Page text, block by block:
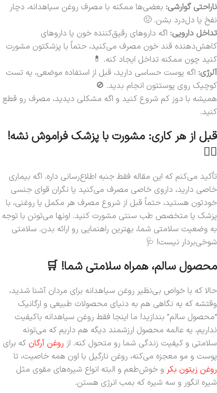
ناراحتی گوارشی: بعضی‌ها ممکنه با مصرف روغن سیاهدانه، دچار
نفخ یا دل‌درد بشن. 🤢
تداخل دارویی: اگه داروهای رقیق‌کننده خون یا داروهای
کاهش‌دهنده قند خون مصرف می‌کنید، حتماً با پزشکتون مشورت
کنید چون ممکنه تداخل ایجاد کنه. 💊
آلرژی: اگه پوست حساسی دارید، قبل از استفاده موضعی، یه تست
کوچیک روی پوستتون انجام بدید. 🚫
همیشه با دوز کم شروع کنید و اگه مشکلی دیدید، مصرف رو قطع
کنید.
قبل از هر کاری: مشورت با پزشک فراموش نشه!
👨‍⚕️
تأکید می‌کنم که این مقاله فقط جنبه اطلاع‌رسانی داره. اگه بیماری
خاصی دارید، داروی خاصی مصرف می‌کنید یا نگران قوای جنسی
خودتون هستید، حتماً قبل از شروع مصرف هر مکمل یا روغنی، با
پزشک یا متخصص طب سنتی مشورت کنید. اونها می‌تونن با توجه
به وضعیت سلامتی شما، بهترین راهنمایی رو ارائه بدن. سلامتی
شوخی‌بردار نیست! 🩺
محصول سالم، همراه سلامتی شما! 🛒
حالا که با خواص بی‌نظیر روغن سیاهدانه برای مردان آشنا شدید،
وقتشه که یه نگاهی هم به دنیای محصولات طبیعی و ارگانیک
“محصول سالم” بندازید! ما اینجا فقط روغن سیاهدانه باکیفیت
نداریم، یه عالمه محصول ارزشمند دیگه هم داریم که می‌تونه
سلامتی و کیفیت زندگی شما رو متحول کنه. از روغن آرگان که برای
پوست و مو معجزه می‌کنه، روغن نارگیل با اون همه خاصیت، تا
روغن زیتون بکر و خوش‌طعم و البته انواع شیره‌های مقوی مثل
شیره انگور و سه شیره که بمب انرژی هستن.